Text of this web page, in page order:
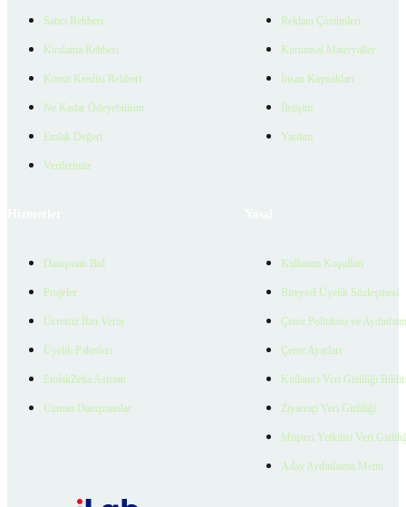
Satıcı Rehberi
Kiralama Rehberi
Konut Kredisi Rehberi
Ne Kadar Ödeyebilirim
Emlak Değeri
Verilerimiz
Reklam Çözümleri
Kurumsal Materyaller
İnsan Kaynakları
İletişim
Yardım
Danışman Bul
Projeler
Ücretsiz İlan Verin
Üyelik Paketleri
EmlakZeka Asistan
Uzman Danışmanlar
Kullanım Koşulları
Bireysel Üyelik Sözleşmesi
Çerez Politikası ve
Çerez Ayarları
Kullanıcı Veri Gizliliği
Ziyaretçi Veri Gizliliği
Müşteri Yetkilisi Veri
Aday Aydınlatma Metni